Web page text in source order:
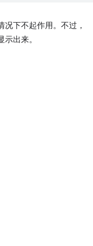
下不起作用。不过，
出来。